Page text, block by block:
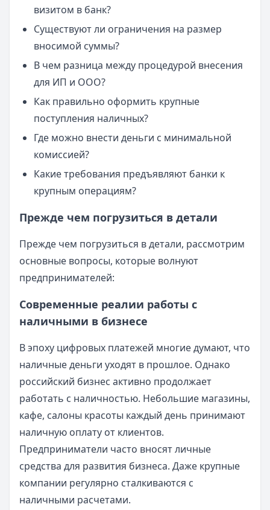
визитом в банк?
Существуют ли ограничения на размер
вносимой суммы?
В чем разница между процедурой внесения
для ИП и ООО?
Как правильно оформить крупные
поступления наличных?
Где можно внести деньги с минимальной
комиссией?
Какие требования предъявляют банки к
крупным операциям?
Прежде чем погрузиться в детали
Прежде чем погрузиться в детали, рассмотрим
основные вопросы, которые волнуют
предпринимателей:
Современные реалии работы с
наличными в бизнесе
В эпоху цифровых платежей многие думают, что
наличные деньги уходят в прошлое. Однако
российский бизнес активно продолжает
работать с наличностью. Небольшие магазины,
кафе, салоны красоты каждый день принимают
наличную оплату от клиентов.
Предприниматели часто вносят личные
средства для развития бизнеса. Даже крупные
компании регулярно сталкиваются с
наличными расчетами.